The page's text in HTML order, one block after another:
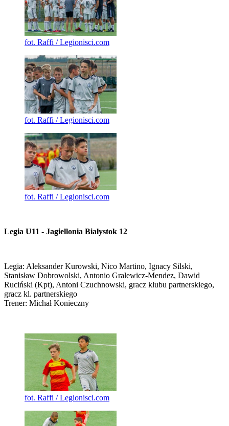
fot. Raffi / Legionisci.com
fot. Raffi / Legionisci.com
fot. Raffi / Legionisci.com
Legia U11 - Jagiellonia Białystok 12
Legia: Aleksander Kurowski, Nico Martino, Ignacy Silski,
Stanisław Dobrowolski, Antonio Gralewicz-Mendez, Dawid
Ruciński (Kpt), Antoni Czuchnowski, gracz klubu partnerskiego,
gracz kl. partnerskiego
Trener: Michał Konieczny
fot. Raffi / Legionisci.com